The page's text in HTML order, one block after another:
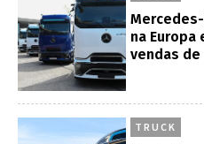
na Europa
vendas
TRUCK